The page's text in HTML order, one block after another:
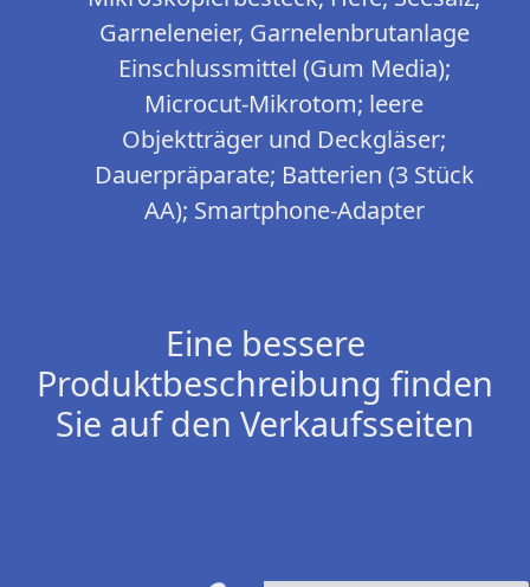
Garneleneier, Garnelenbrutanlage
Einschlussmittel (Gum Media);
Microcut-Mikrotom; leere
Objektträger und Deckgläser;
Dauerpräparate; Batterien (3 Stück
AA); Smartphone-Adapter
Eine bessere
Produktbeschreibung finden
Sie auf den Verkaufsseiten